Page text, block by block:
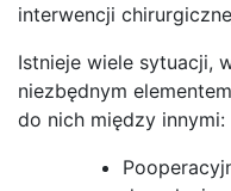
interwencji
Istnieje wiele sytuacji,
niezbędnym
do nich między innymi: